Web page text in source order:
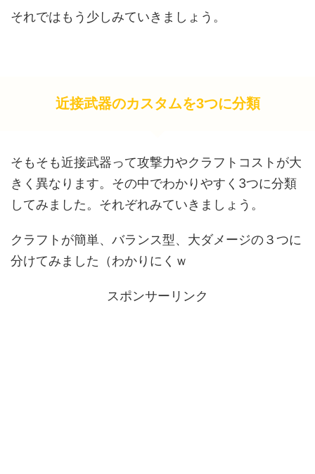
それではもう少しみていきましょう。
近接武器のカスタムを3つに分類
そもそも近接武器って攻撃力やクラフトコストが大
きく異なります。その中でわかりやすく3つに分類
してみました。それぞれみていきましょう。
クラフトが簡単、バランス型、大ダメージの３つに
分けてみました（わかりにくｗ
スポンサーリンク